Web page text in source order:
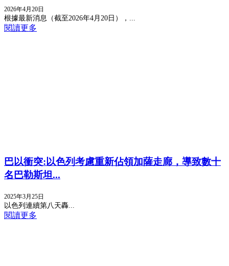
2026年4月20日
根據最新消息（截至2026年4月20日），...
閱讀更多
巴以衝突:以色列考慮重新佔領加薩走廊，導致數十
名巴勒斯坦...
2025年3月25日
以色列連續第八天轟...
閱讀更多